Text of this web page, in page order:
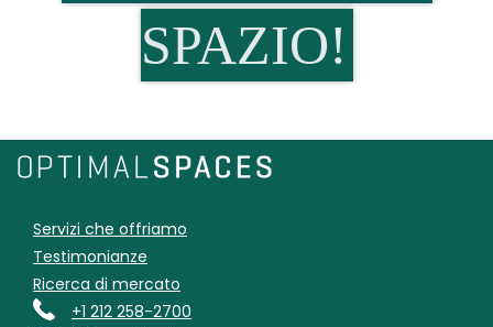
SPAZIO!
Servizi che offriamo
Testimonianze
Ricerca di mercato
+1 212 258-2700